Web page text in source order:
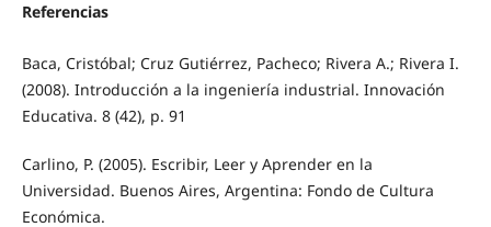
Referencias
Baca, Cristóbal; Cruz Gutiérrez, Pacheco; Rivera A.; Rivera I.
(2008). Introducción a la ingeniería industrial. Innovación
Educativa. 8 (42), p. 91
Carlino, P. (2005). Escribir, Leer y Aprender en la
Universidad. Buenos Aires, Argentina: Fondo de Cultura
Económica.